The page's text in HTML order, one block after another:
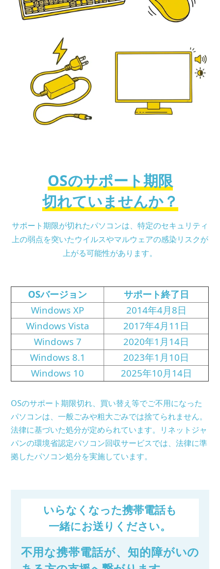
OSのサポート期限
切れていませんか？
サポート期限が切れたパソコンは、 特定のセキュリティ
上の弱点を突いたウイルスやマルウェアの感染リスクが
上がる可能性があります。
OSバージョン
サポート終了日
Windows XP
2014年4月8日
Windows Vista
2017年4月11日
Windows 7
2020年1月14日
Windows 8.1
2023年1月10日
Windows 10
2025年10月14日
OSのサポート期限切れ、買い替え等でご不用になった
パソコンは、一般ごみや粗大ごみでは捨てられません。
法律に基づいた処分が定められています。リネットジャ
パンの環境省認定パソコン回収サービスでは、法律に準
拠したパソコン処分を実施しています。
いらなくなった携帯電話も
一緒にお送りください。
不用な携帯電話が、知的障がいの